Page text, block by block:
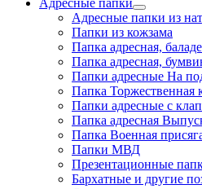
Адресные папки из
Папки из кожзама
Папка адресная,
Папка адресная,
Папки адресные На
Папка Торжественная
Папки адресные с
Папка адресная
Папка Военная
Папки МВД
Презентационные
Бархатные и другие